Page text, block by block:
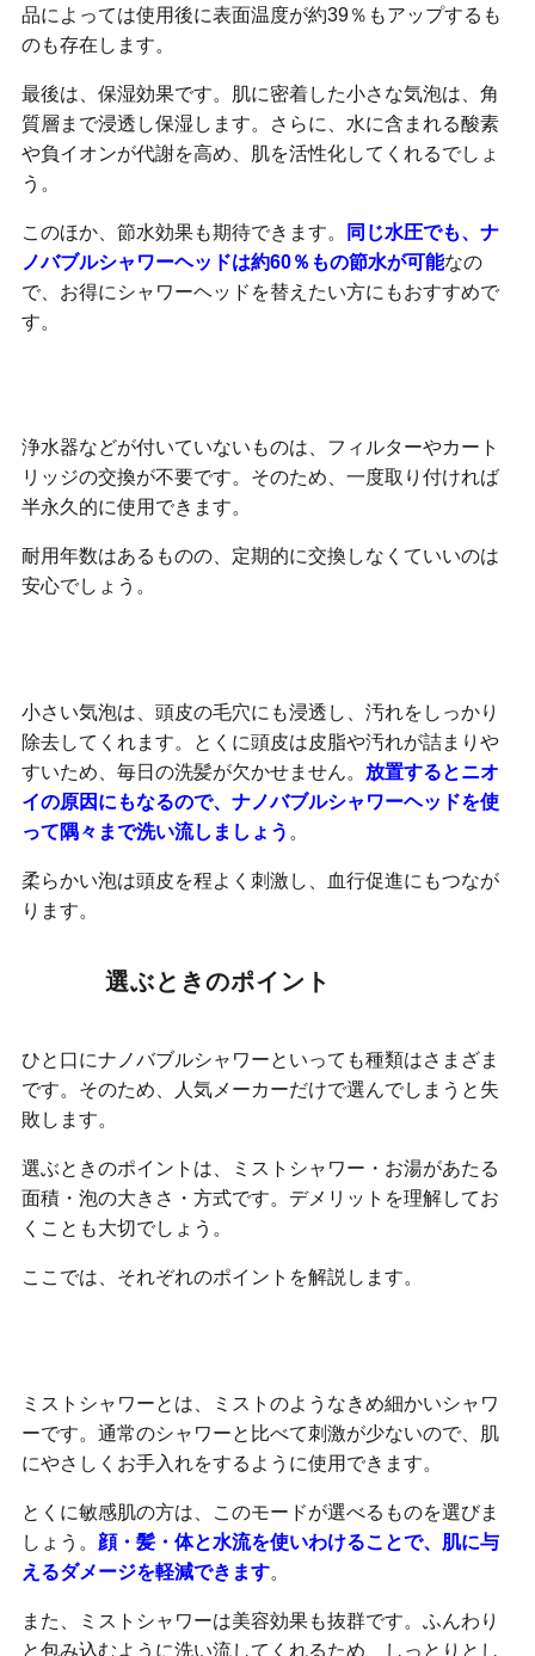
品によっては使用後に表面温度が約39％もアップするも
のも存在します。
最後は、保湿効果です。肌に密着した小さな気泡は、角
質層まで浸透し保湿します。さらに、水に含まれる酸素
や負イオンが代謝を高め、肌を活性化してくれるでしょ
う。
このほか、節水効果も期待できます。
同じ水圧でも、ナ
ノバブルシャワーヘッドは約60％もの節水が可能なの
で、お得にシャワーヘッドを替えたい方にもおすすめで
す。
浄水器などが付いていないものは、フィルターやカート
リッジの交換が不要です。そのため、一度取り付ければ
半永久的に使用できます。
耐用年数はあるものの、定期的に交換しなくていいのは
安心でしょう。
小さい気泡は、頭皮の毛穴にも浸透し、汚れをしっかり
除去してくれます。とくに頭皮は皮脂や汚れが詰まりや
すいため、毎日の洗髪が欠かせません。 放置するとニオ
イの原因にもなるので、ナノバブルシャワーヘッドを使
って隅々まで洗い流しましょう 。
柔らかい泡は頭皮を程よく刺激し、血行促進にもつなが
ります。
選ぶときのポイント
ひと口にナノバブルシャワーといっても種類はさまざま
です。そのため、人気メーカーだけで選んでしまうと失
敗します。
選ぶときのポイントは、ミストシャワー・お湯があたる
面積・泡の大きさ・方式です。デメリットを理解してお
くことも大切でしょう。
ここでは、それぞれのポイントを解説します。
ミストシャワーとは、ミストのようなきめ細かいシャワ
ーです。通常のシャワーと比べて刺激が少ないので、肌
にやさしくお手入れをするように使用できます。
とくに敏感肌の方は、このモードが選べるものを選びま
しょう。 顔・髪・体と水流を使いわけることで、肌に与
えるダメージを軽減できます。
また、ミストシャワーは美容効果も抜群です。ふんわり
と包み込むように洗い流してくれるため、しっとりとし